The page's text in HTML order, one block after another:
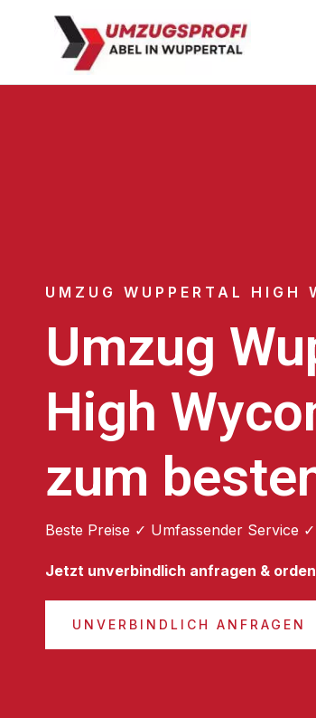
UMZUG WUPPERTAL HIGH
Umzug
High
zum
Beste Preise ✓ Umfassender Service
Jetzt unverbindlich anfragen &
UNVERBINDLICH ANFRAGEN